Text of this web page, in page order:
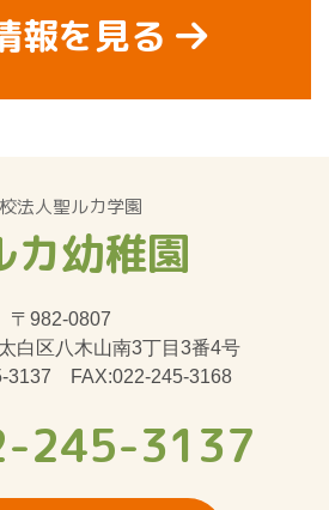
報を見る
法人聖ルカ学園
カ幼稚園
〒982-0807
白区八木山南3丁目3番4号
3137 FAX:022-245-3168
245-3137